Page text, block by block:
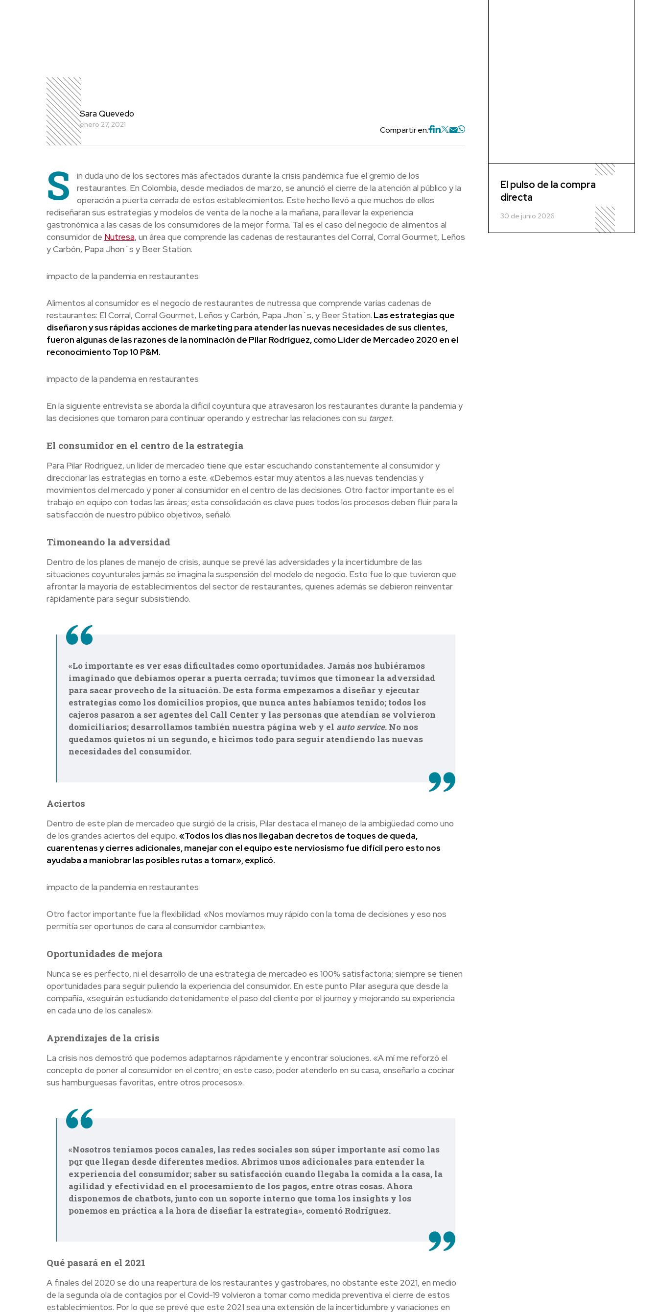
Sara Quevedo
enero 27, 2021
Compartir en:
S
in duda uno de los sectores más afectados durante la crisis pandémica fue el gremio de los
restaurantes. En Colombia, desde mediados de marzo, se anunció el cierre de la atención al público y la
operación a puerta cerrada de estos establecimientos. Este hecho llevó a que muchos de ellos
rediseñaran sus estrategias y modelos de venta de la noche a la mañana, para llevar la experiencia
gastronómica a las casas de los consumidores de la mejor forma. Tal es el caso del negocio de alimentos al
consumidor de Nutresa, un área que comprende las cadenas de restaurantes del Corral, Corral Gourmet, Leños
y Carbón, Papa Jhon´s y Beer Station.
impacto de la pandemia en restaurantes
Alimentos al consumidor es el negocio de restaurantes de nutressa que comprende varias cadenas de
restaurantes: El Corral, Corral Gourmet, Leños y Carbón, Papa Jhon´s, y Beer Station. Las estrategias que
diseñaron y sus rápidas acciones de marketing para atender las nuevas necesidades de sus clientes,
fueron algunas de las razones de la nominación de Pilar Rodríguez, como Líder de Mercadeo 2020 en el
reconocimiento Top 10 P&M.
impacto de la pandemia en restaurantes
En la siguiente entrevista se aborda la difícil coyuntura que atravesaron los restaurantes durante la pandemia y
las decisiones que tomaron para continuar operando y estrechar las relaciones con su target.
El consumidor en el centro de la estrategia
Para Pilar Rodríguez, un líder de mercadeo tiene que estar escuchando constantemente al consumidor y
direccionar las estrategias en torno a este. «Debemos estar muy atentos a las nuevas tendencias y
movimientos del mercado y poner al consumidor en el centro de las decisiones. Otro factor importante es el
trabajo en equipo con todas las áreas; esta consolidación es clave pues todos los procesos deben fluir para la
satisfacción de nuestro público objetivo», señaló.
Timoneando la adversidad
Dentro de los planes de manejo de crisis, aunque se prevé las adversidades y la incertidumbre de las
situaciones coyunturales jamás se imagina la suspensión del modelo de negocio. Esto fue lo que tuvieron que
afrontar la mayoría de establecimientos del sector de restaurantes, quienes además se debieron reinventar
rápidamente para seguir subsistiendo.
«Lo importante es ver esas dificultades como oportunidades. Jamás nos hubiéramos
imaginado que debíamos operar a puerta cerrada; tuvimos que timonear la adversidad
para sacar provecho de la situación. De esta forma empezamos a diseñar y ejecutar
estrategias como los domicilios propios, que nunca antes habíamos tenido; todos los
cajeros pasaron a ser agentes del Call Center y las personas que atendían se volvieron
domiciliarios; desarrollamos también nuestra página web y el auto service. No nos
quedamos quietos ni un segundo, e hicimos todo para seguir atendiendo las nuevas
necesidades del consumidor.
Aciertos
Dentro de este plan de mercadeo que surgió de la crisis, Pilar destaca el manejo de la ambigüedad como uno
de los grandes aciertos del equipo. «Todos los días nos llegaban decretos de toques de queda,
cuarentenas y cierres adicionales, manejar con el equipo este nerviosismo fue difícil pero esto nos
ayudaba a maniobrar las posibles rutas a tomar», explicó.
impacto de la pandemia en restaurantes
Otro factor importante fue la flexibilidad. «Nos movíamos muy rápido con la toma de decisiones y eso nos
permitía ser oportunos de cara al consumidor cambiante».
Oportunidades de mejora
Nunca se es perfecto, ni el desarrollo de una estrategia de mercadeo es 100% satisfactoria; siempre se tienen
oportunidades para seguir puliendo la experiencia del consumidor. En este punto Pilar asegura que desde la
compañía, «seguirán estudiando detenidamente el paso del cliente por el journey y mejorando su experiencia
en cada uno de los canales».
Aprendizajes de la crisis
La crisis nos demostró que podemos adaptarnos rápidamente y encontrar soluciones. «A mí me reforzó el
concepto de poner al consumidor en el centro; en este caso, poder atenderlo en su casa, enseñarlo a cocinar
sus hamburguesas favoritas, entre otros procesos».
«Nosotros teníamos pocos canales, las redes sociales son súper importante así como las
pqr que llegan desde diferentes medios. Abrimos unos adicionales para entender la
experiencia del consumidor; saber su satisfacción cuando llegaba la comida a la casa, la
agilidad y efectividad en el procesamiento de los pagos, entre otras cosas. Ahora
disponemos de chatbots, junto con un soporte interno que toma los insights y los
ponemos en práctica a la hora de diseñar la estrategia», comentó Rodríguez.
Qué pasará en el 2021
A finales del 2020 se dio una reapertura de los restaurantes y gastrobares, no obstante este 2021, en medio
de la segunda ola de contagios por el Covid-19 volvieron a tomar como medida preventiva el cierre de estos
establecimientos. Por lo que se prevé que este 2021 sea una extensión de la incertidumbre y variaciones en
El pulso de la compra
directa
30 de junio 2026